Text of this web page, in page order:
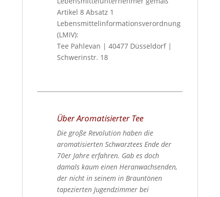
Artikel 8 Absatz 1
Lebensmittelinformationsverordnung
(LMIV):
Tee Pahlevan | 40477 Düsseldorf |
Schwerinstr. 18
Über Aromatisierter Tee
Die große Revolution haben die
aromatisierten Schwarztees Ende der
70er Jahre erfahren. Gab es doch
damals kaum einen Heranwachsenden,
der nicht in seinem in Brauntönen
tapezierten Jugendzimmer bei